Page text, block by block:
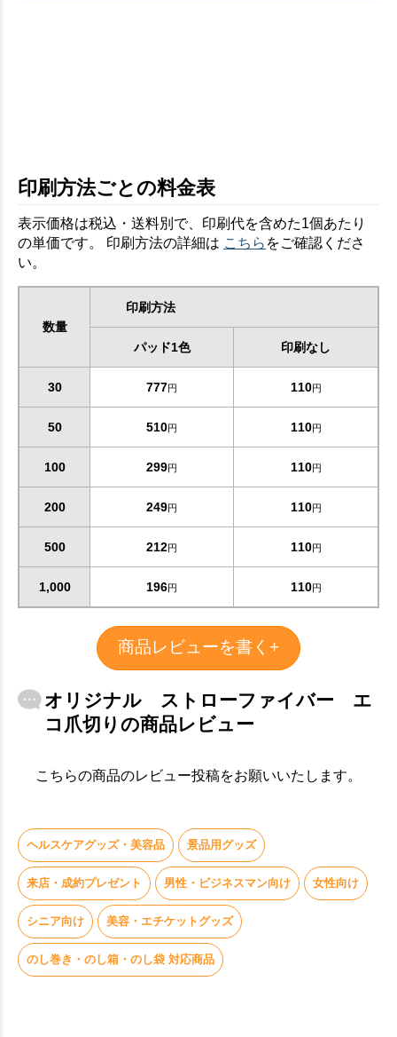
お買い物を続ける カートへ進む
印刷方法ごとの料金表
表示価格は税込・送料別で、印刷代を含めた1個あたり
の単価です。 印刷方法の詳細は こちら をご確認くださ
い。
数量
印刷方法
パッド1色 印刷なし
30 777円 110円
50 510円 110円
100 299円 110円
200 249円 110円
500 212円 110円
1,000 196円 110円
商品レビューを書く+
オリジナル ストローファイバー エ
コ爪切りの商品レビュー
こちらの商品のレビュー投稿をお願いいたします。
ヘルスケアグッズ・美容品 景品用グッズ
来店・成約プレゼント 男性・ビジネスマン向け 女性向け
シニア向け 美容・エチケットグッズ
のし巻き・のし箱・のし袋 対応商品